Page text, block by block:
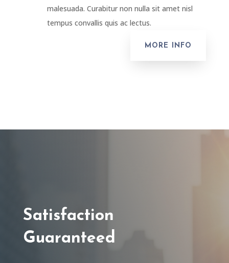
malesuada. Curabitur non nulla sit amet nisl
tempus convallis quis ac lectus.
MORE INFO
Satisfaction
Guaranteed